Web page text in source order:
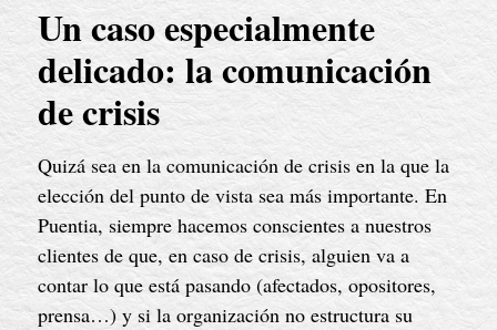
Un caso especialmente
delicado: la comunicación
de crisis
Quizá sea en la comunicación de crisis en la que la
elección del punto de vista sea más importante. En
Puentia, siempre hacemos conscientes a nuestros
clientes de que, en caso de crisis, alguien va a
contar lo que está pasando (afectados, opositores,
prensa…) y si la organización no estructura su